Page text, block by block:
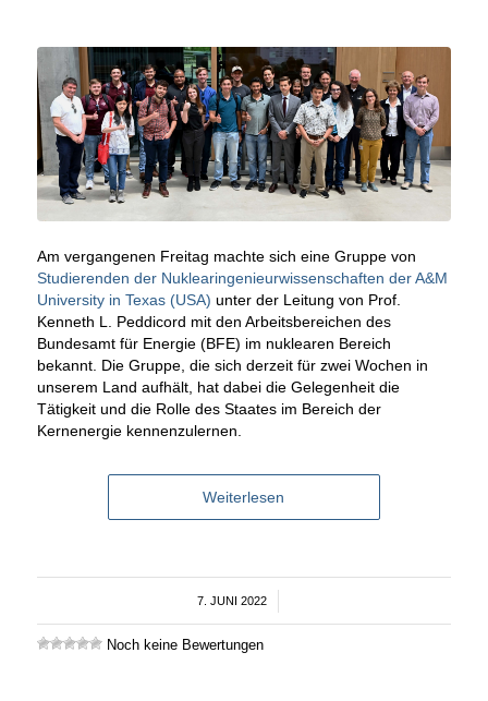
Am vergangenen Freitag machte sich eine Gruppe von
Studierenden der Nuklearingenieurwissenschaften der A&M
University in Texas (USA) unter der Leitung von Prof.
Kenneth L. Peddicord mit den Arbeitsbereichen des
Bundesamt für Energie (BFE) im nuklearen Bereich
bekannt. Die Gruppe, die sich derzeit für zwei Wochen in
unserem Land aufhält, hat dabei die Gelegenheit die
Tätigkeit und die Rolle des Staates im Bereich der
Kernenergie kennenzulernen.
Weiterlesen
7. JUNI 2022
/
Noch keine Bewertungen